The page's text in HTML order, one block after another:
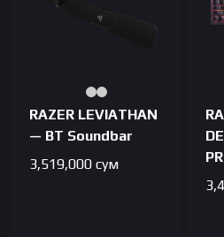
RAZER LEVIATHAN
— BT Soundbar
3,519,000 сум